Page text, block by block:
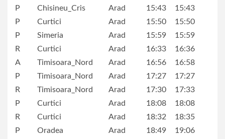
P
Chisineu_Cris Arad 15:43
15:43
P
Curtici Arad 15:50
15:50
P
Simeria Arad 15:59
15:59
R
Curtici Arad 16:33
16:36
A
Timisoara_Nord Arad 16:56
16:58
P
Timisoara_Nord Arad 17:27
17:27
R
Timisoara_Nord Arad 17:30
17:33
P
Curtici Arad 18:08
18:08
R
Curtici Arad 18:32
18:35
P
Oradea Arad 18:49
19:06